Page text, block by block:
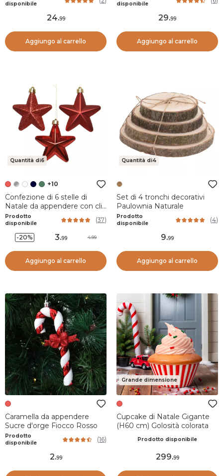
disponibile
24.99
Aggiungo al carrello
disponibile
29.99
Aggiungo al carrello
Quantità di6
+10
Confezione di 6 stelle di
Natale da appendere con clip
Rosso
Prodotto
disponibile
(37)
-20% 3.99 4.99
Aggiungo al carrello
Quantità di4
Set di 4 tronchi decorativi
Paulownia Naturale
Prodotto
disponibile
(4)
9.99
Aggiungo al carrello
Caramella da appendere
Sucre d'orge Fiocco Rosso
Prodotto
disponibile
(16)
2.99
Grande dimensione
Cupcake di Natale Gigante
(H60 cm) Golosità colorata
Prodotto disponibile
299.99